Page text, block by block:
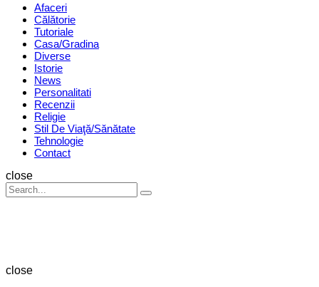
Menu Afaceri
Călătorie
Tutoriale
Casa/Gradina
Diverse
Istorie
News
Personalitati
Recenzii
Religie
Stil De Viaţă/Sănătate
Tehnologie
Contact
Search
close
Search
for:
Search
close